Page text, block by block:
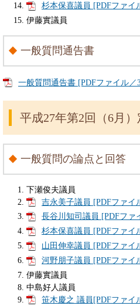
杉本保喜議員 [PDFファイ
伊藤實議員
一般質問通告書
一般質問通告書 [PDFファイル／
平成27年第2回（6月
一般質問の論点と回答
下瀬俊夫議員
吉永美子議員 [PDFファイ
長谷川知司議員 [PDFファ
杉本保喜議員 [PDFファイ
山田伸幸議員 [PDFファイ
河野朋子議員 [PDFファイ
伊藤實議員
中島好人議員
笹木慶之 議員[PDFファイ